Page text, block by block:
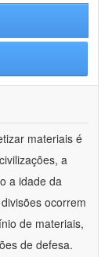
materiais é
a
a idade da
ocorrem
de materiais,
de defesa.